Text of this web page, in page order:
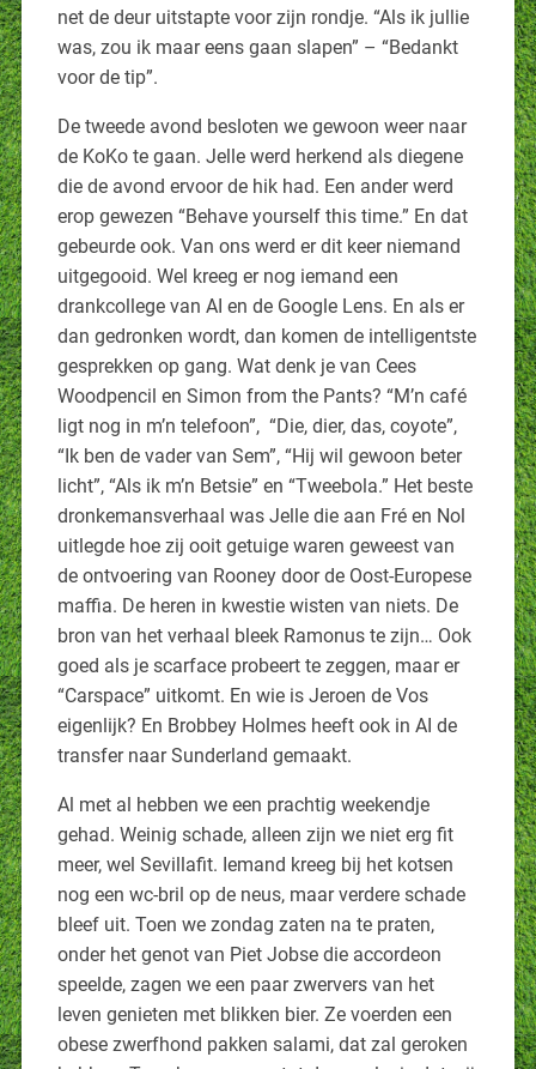
net de deur uitstapte voor zijn rondje. “Als ik jullie
was, zou ik maar eens gaan slapen” – “Bedankt
voor de tip”.
De tweede avond besloten we gewoon weer naar
de KoKo te gaan. Jelle werd herkend als diegene
die de avond ervoor de hik had. Een ander werd
erop gewezen “Behave yourself this time.” En dat
gebeurde ook. Van ons werd er dit keer niemand
uitgegooid. Wel kreeg er nog iemand een
drankcollege van AI en de Google Lens. En als er
dan gedronken wordt, dan komen de intelligentste
gesprekken op gang. Wat denk je van Cees
Woodpencil en Simon from the Pants? “M’n café
ligt nog in m’n telefoon”, “Die, dier, das, coyote”,
“Ik ben de vader van Sem”, “Hij wil gewoon beter
licht”, “Als ik m’n Betsie” en “Tweebola.” Het beste
dronkemansverhaal was Jelle die aan Fré en Nol
uitlegde hoe zij ooit getuige waren geweest van
de ontvoering van Rooney door de Oost-Europese
maffia. De heren in kwestie wisten van niets. De
bron van het verhaal bleek Ramonus te zijn… Ook
goed als je scarface probeert te zeggen, maar er
“Carspace” uitkomt. En wie is Jeroen de Vos
eigenlijk? En Brobbey Holmes heeft ook in AI de
transfer naar Sunderland gemaakt.
Al met al hebben we een prachtig weekendje
gehad. Weinig schade, alleen zijn we niet erg fit
meer, wel Sevillafit. Iemand kreeg bij het kotsen
nog een wc-bril op de neus, maar verdere schade
bleef uit. Toen we zondag zaten na te praten,
onder het genot van Piet Jobse die accordeon
speelde, zagen we een paar zwervers van het
leven genieten met blikken bier. Ze voerden een
obese zwerfhond pakken salami, dat zal geroken